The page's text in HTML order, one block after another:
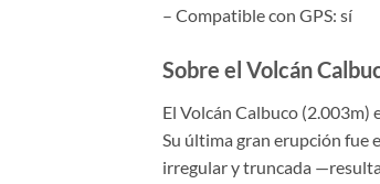
– Compatible con GPS: sí
Sobre el Volcán
El Volcán Calbuco (2.003m)
Su última gran erupción fue
irregular y truncada